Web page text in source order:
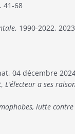
41-68
, 1990-2022, 2023
04 décembre
L’électeur a ses
lutte